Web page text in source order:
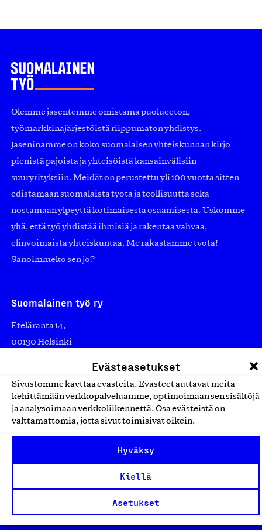
Evästeasetukset
Sivustomme käyttää evästeitä. Evästeet auttavat meitä
kehittämään verkkopalveluamme, optimoimaan sen sisältöjä
ja analysoimaan verkkoliikennettä. Osa evästeistä on
välttämättömiä, jotta sivut toimisivat oikein.
Hyväksy
Kiellä
Asetukset
Olemme jäsentemme omistama puolueeton,
työmarkkinajärjestöistä riippumaton yhdistys.
Jäseninämme on koko suomalaisen yhteiskunnan kirjo
pienistä pajoista ja yhteisöistä kansainvälisiin
suuryrityksiin. Meidät on perustettu yli 100 vuotta sitten
edistämään suomalaista työtä ja teollisuutta sekä
nostamaan ylpeyttä kotimaisesta osaamisesta. Uskomme
yhä, että työ yhdistää ihmisiä ja rakentaa vahvaa,
elinvoimaista yhteiskuntaa. Me rakastamme työtä!
Sanoimmeko sen jo?
Suomalainen työ ry
Eteläranta 14,
00130 Helsinki
asiakaspalvelu@suomalainentyo.fi
laskutus@suomalainentyo.fi
Design From Finland